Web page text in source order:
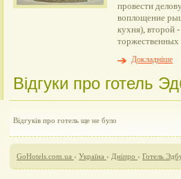
провести
воплощение
кухня), второй
Докладніше
Відгуки про готель
Відгуків про готель ще не було
GoHotels.com.ua › Україна › Дніпро › Готель